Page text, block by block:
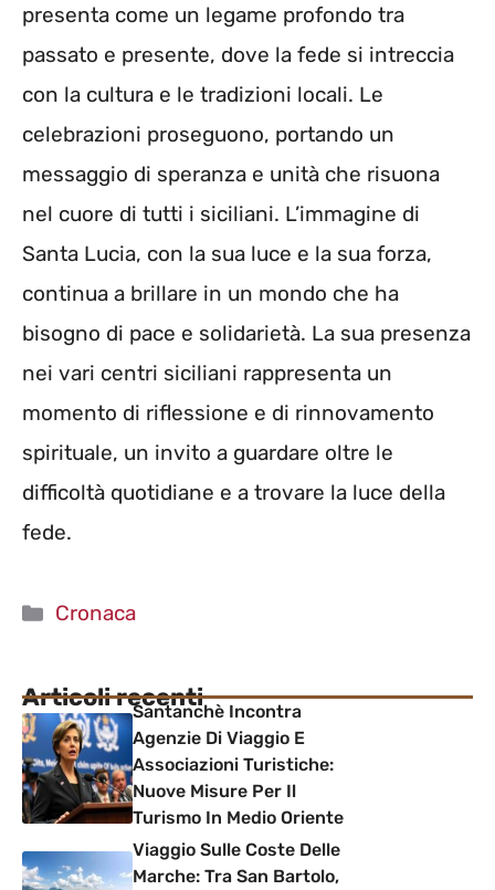
presenta come un legame profondo tra
passato e presente, dove la fede si intreccia
con la cultura e le tradizioni locali. Le
celebrazioni proseguono, portando un
messaggio di speranza e unità che risuona
nel cuore di tutti i siciliani. L’immagine di
Santa Lucia, con la sua luce e la sua forza,
continua a brillare in un mondo che ha
bisogno di pace e solidarietà. La sua presenza
nei vari centri siciliani rappresenta un
momento di riflessione e di rinnovamento
spirituale, un invito a guardare oltre le
difficoltà quotidiane e a trovare la luce della
fede.
Categorie
Cronaca
Articoli recentiSantanchè Incontra
Agenzie Di Viaggio E
Associazioni Turistiche:
Nuove Misure Per Il
Turismo In Medio Oriente
Viaggio Sulle Coste Delle
Marche: Tra San Bartolo,